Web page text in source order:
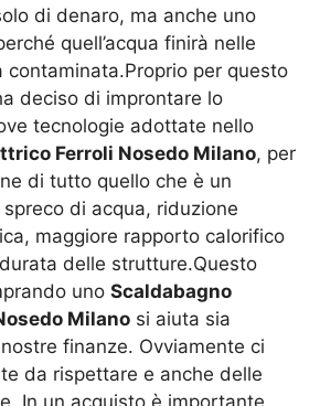
di denaro, ma anche uno
quell’acqua finirà nelle
contaminata.Proprio per questo
deciso di improntare lo
tecnologie adottate nello
Ferroli Nosedo Milano, per
di tutto quello che è un
spreco di acqua, riduzione
maggiore rapporto calorifico
delle strutture.Questo
unoScaldabagno
Milano si aiuta sia
finanze. Ovviamente ci
da rispettare e anche delle
In un acquisto è importante